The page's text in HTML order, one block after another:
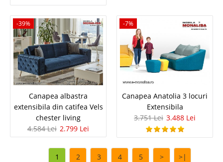
5.299 Lei
Pret Redus 3.075 Lei
Vezi Detalii
Adauga la Favorite
-39%
Canapea albastra
extensibila din catifea Vels
chester living
4.584 Lei 2.799 Lei
-7%
Canapea Anatolia 3 locuri
Extensibila
3.751 Lei 3.488 Lei
1 2 3 4 5 > >|